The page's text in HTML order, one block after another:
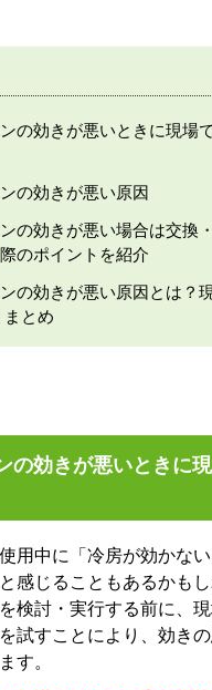
の効きが悪いときに現場
の効きが悪い原因
の効きが悪い場合は交換
のポイントを紹介
の効きが悪い原因とは？
とめ
の効きが悪いときに
用中に「冷房が効かな
感じることもあるかもし
検討・実行する前に、
試すことにより、効き
す。